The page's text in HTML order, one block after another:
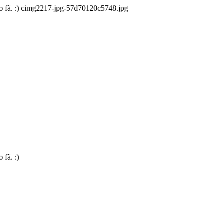
fã. :) cimg2217-jpg-57d70120c5748.jpg
fã. :)